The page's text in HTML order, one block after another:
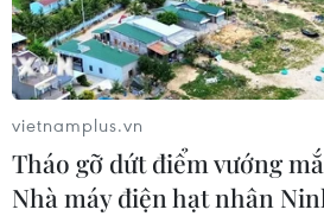
Hà Nội quyết liệt xử lý các "điểm
07/08/2026 06:51
vietnamplus.vn
Tháo gỡ dứt điểm vướng
Nhà máy điện hạt nhân